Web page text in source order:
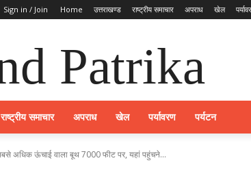
Sign in / Join Home उत्तराखण्ड राष्ट्रीय समाचार अपराध खेल
Patrika
राष्ट्रीय समाचार अपराध खेल पर्यावरण पर्यटन
अधिक ऊंचाई वाला बूथ 7000 फीट पर, यहां पहुंचने...